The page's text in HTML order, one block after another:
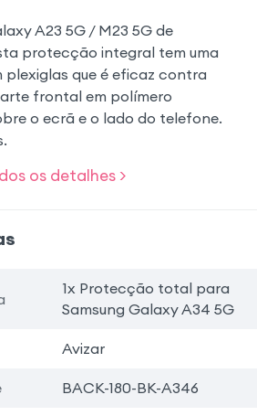
A23 5G / M23 5G de
protecção integral tem uma
que é eficaz contra
frontal em polímero
o ecrã e o lado do telefone.
os detalhes >
1x Protecção total para
Samsung Galaxy A34 5G
Avizar
BACK-180-BK-A346